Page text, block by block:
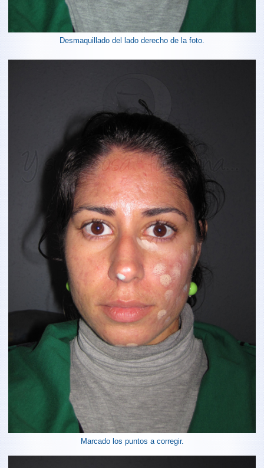
Desmaquillado del lado derecho de la foto.
Marcado los puntos a corregir.